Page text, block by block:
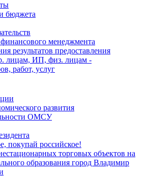
бюджета
менеджмента
результатов предоставления
лицам, ИП, физ. лицам -
работ, услуг
развития
ОМСУ
покупай российское!
торговых объектов на
образования город Владимир